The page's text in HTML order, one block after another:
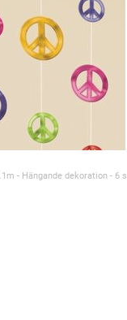
- Hängande dekoration - 6